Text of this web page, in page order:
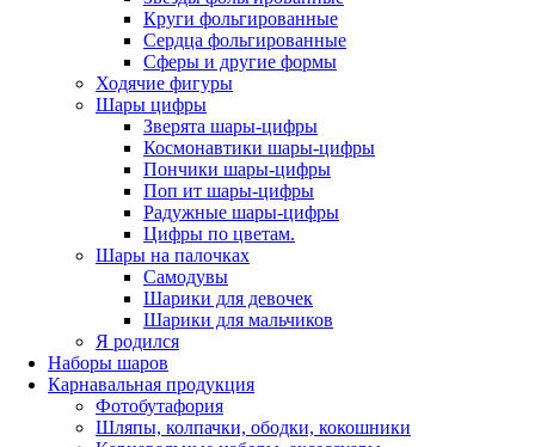
Круги фольгированные
Сердца фольгированные
Сферы и другие формы
Ходячие фигуры
Шары цифры
Зверята шары-цифры
Космонавтики шары-цифры
Пончики шары-цифры
Поп ит шары-цифры
Радужные шары-цифры
Цифры по цветам.
Шары на палочках
Самодувы
Шарики для девочек
Шарики для мальчиков
Я родился
Наборы шаров
Карнавальная продукция
Фотобутафория
Шляпы, колпачки, ободки, кокошники